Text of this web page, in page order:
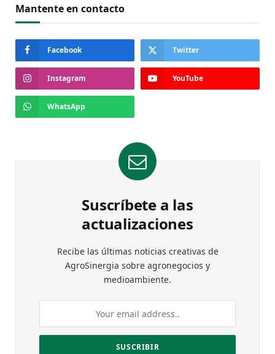
Mantente en contacto
Facebook Twitter
Instagram YouTube
WhatsApp
Suscríbete a las
actualizaciones
Recibe las últimas noticias creativas de
AgroSinergia sobre agronegocios y
medioambiente.